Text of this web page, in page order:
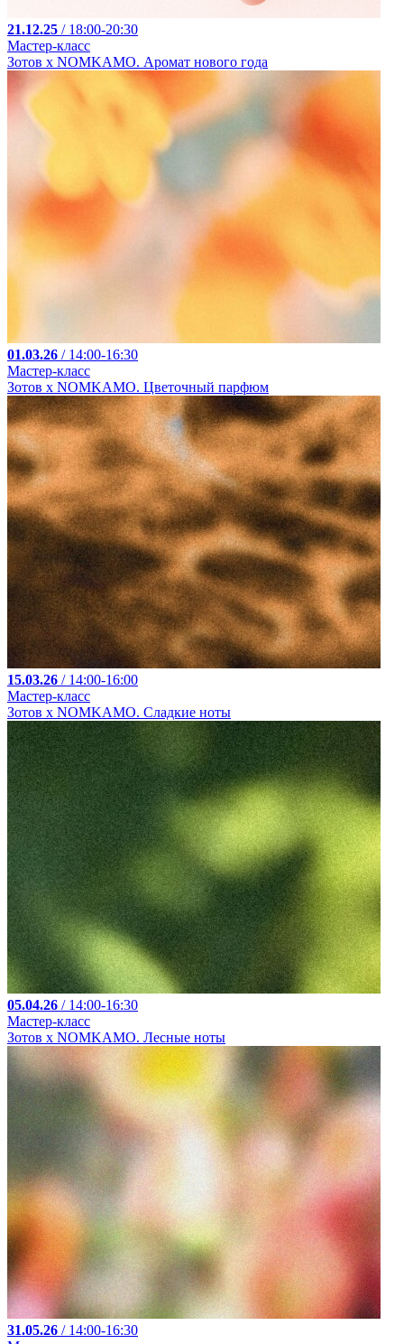
21.12.25 / 18:00-20:30
Мастер-класс
Зотов х NOMKAMO. Аромат нового года
01.03.26 / 14:00-16:30
Мастер-класс
Зотов х NOMKAMO. Цветочный парфюм
15.03.26 / 14:00-16:00
Мастер-класс
Зотов х NOMKAMO. Сладкие ноты
05.04.26 / 14:00-16:30
Мастер-класс
Зотов х NOMKAMO. Лесные ноты
31.05.26 / 14:00-16:30